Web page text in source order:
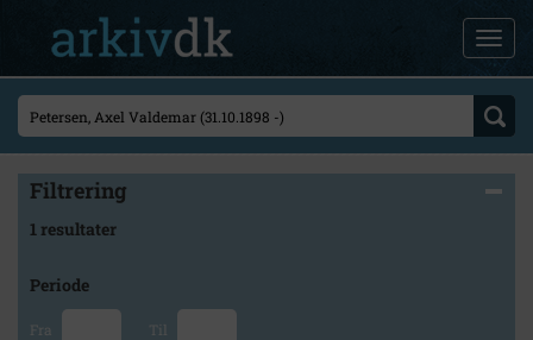
Filtrering
1 resultater
Periode
Fra Til